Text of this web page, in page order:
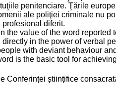
penitenciare. Ţările
ale poliţiei criminale nu
diferit.
the value of the word reported
in the power of verbal
with deviant behaviour
is the basic tool for
Conferinței științifice